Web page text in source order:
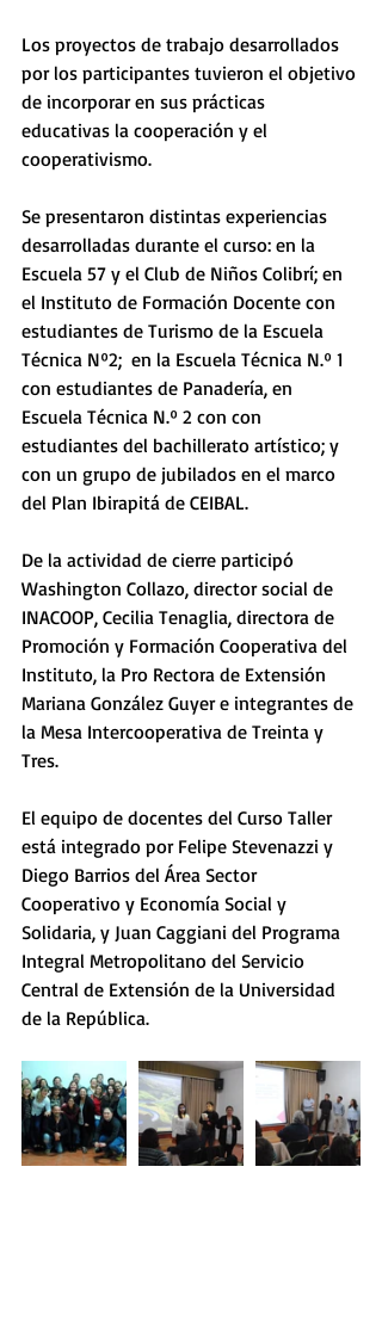
Los proyectos de trabajo desarrollados
por los participantes tuvieron el objetivo
de incorporar en sus prácticas
educativas la cooperación y el
cooperativismo.
Se presentaron distintas experiencias
desarrolladas durante el curso: en la
Escuela 57 y el Club de Niños Colibrí; en
el Instituto de Formación Docente con
estudiantes de Turismo de la Escuela
Técnica Nº2;  en la Escuela Técnica N.º 1
con estudiantes de Panadería, en
Escuela Técnica N.º 2 con con
estudiantes del bachillerato artístico; y
con un grupo de jubilados en el marco
del Plan Ibirapitá de CEIBAL.
De la actividad de cierre participó
Washington Collazo, director social de
INACOOP, Cecilia Tenaglia, directora de
Promoción y Formación Cooperativa del
Instituto, la Pro Rectora de Extensión
Mariana González Guyer e integrantes de
la Mesa Intercooperativa de Treinta y
Tres.
El equipo de docentes del Curso Taller
está integrado por Felipe Stevenazzi y
Diego Barrios del Área Sector
Cooperativo y Economía Social y
Solidaria, y Juan Caggiani del Programa
Integral Metropolitano del Servicio
Central de Extensión de la Universidad
de la República.